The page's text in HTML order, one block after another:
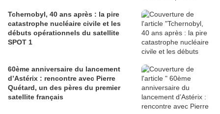
Tchernobyl, 40 ans après : la pire
catastrophe nucléaire civile et les
débuts opérationnels du satellite
SPOT 1
60ème anniversaire du lancement
d’Astérix : rencontre avec Pierre
Quétard, un des pères du premier
satellite français